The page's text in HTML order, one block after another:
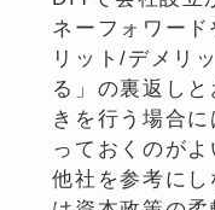
ネーフォワー
リット/デメリ
る」の裏返し
きを行う場合
っておくのが
他社を参考に